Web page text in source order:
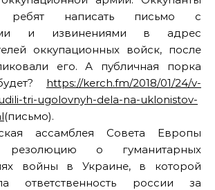
ребят написать письмо с
и извинениями в адрес
оккупационных войск, после
его. А публичная порка
https://kerch.fm/2018/01/24/v-
tri-ugolovnyh-dela-na-uklonistov-
(письмо).
ассамблея Совета Европы
резолюцию о гуманитарных
войны в Украине, в которой
ответственность россии за